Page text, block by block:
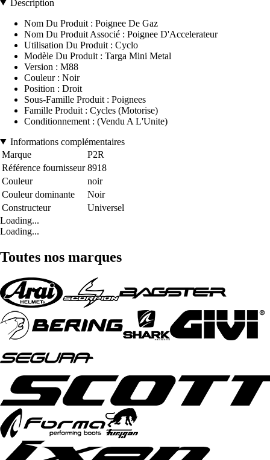
Description
Nom Du Produit : Poignee De Gaz
Nom Du Produit Associé : Poignee D'Accelerateur
Utilisation Du Produit : Cyclo
Modèle Du Produit : Targa Mini Metal
Version : M88
Couleur : Noir
Position : Droit
Sous-Famille Produit : Poignees
Famille Produit : Cycles (Motorise)
Conditionnement : (Vendu A L'Unite)
Informations complémentaires
Marque
P2R
Référence fournisseur 8918
Couleur
noir
Couleur dominante
Noir
Constructeur
Universel
Loading...
Loading...
Toutes nos marques